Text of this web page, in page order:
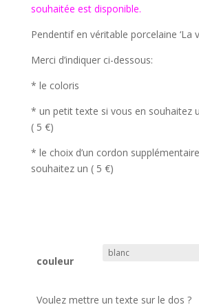
souhaitée est disponible.
Pendentif en véritable porcelaine ‘La
Merci d’indiquer ci-dessous:
* le coloris
* un petit texte si vous en souhaitez
( 5 €)
* le choix d’un cordon
souhaitez un ( 5 €)
couleur
Voulez mettre un texte sur le dos ?